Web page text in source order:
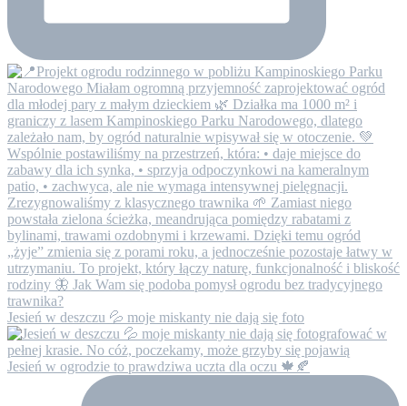
Jesień w deszczu 💦 moje miskanty nie dają się foto
Jesień w ogrodzie to prawdziwa uczta dla oczu 🍁🍂